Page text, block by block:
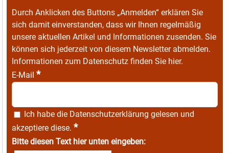
Durch Anklicken des Buttons „Anmelden“ erklären Sie
sich damit einverstanden, dass wir Ihnen regelmäßig
unsere aktuellen Artikel und Informationen zusenden. Sie
können sich jederzeit von diesem Newsletter abmelden.
Informationen zum Datenschutz finden Sie hier.
E-Mail *
Ich habe die Datenschutzerklärung gelesen und
akzeptiere diese. *
Bitte diesen Text hier unten eingeben: